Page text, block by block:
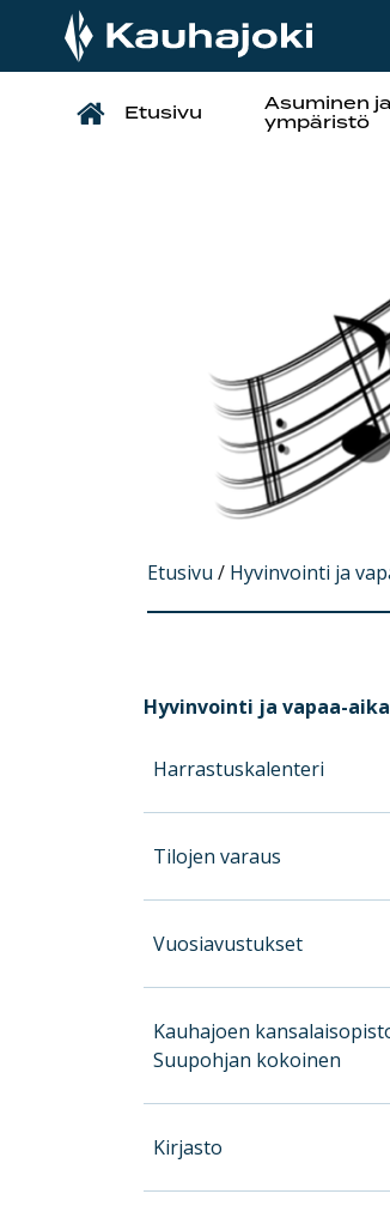
Päävalikko
Etusivu Asuminen ja
ympäristö
Etusivu / Hyvinvointi ja
Hyvinvointi ja vapaa-aika
Harrastuskalenteri
Tilojen varaus
Vuosiavustukset
Kauhajoen
Suupohjan kokoinen
Kirjasto